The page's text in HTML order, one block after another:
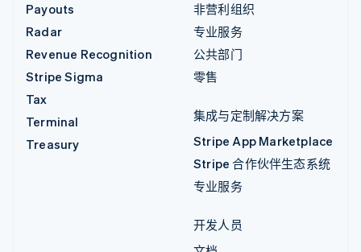
Payouts
Radar
Revenue Recognition
Stripe Sigma
Tax
Terminal
Treasury
非营利组织
专业服务
公共部门
零售
集成与定制解决方案
Stripe App Marketplace
Stripe 合作伙伴生态系统
专业服务
开发人员